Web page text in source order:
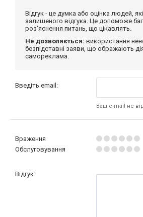
Відгук - це думка або оцінка людей,
залишеного відгука. Це допоможе
роз'яснення питань, що цікавлять.
Не дозволяється: використання
безпідставні заяви, що ображають
самореклама.
Введіть email:
Ваш e-mail не
Враження
Обслуговування
Відгук: